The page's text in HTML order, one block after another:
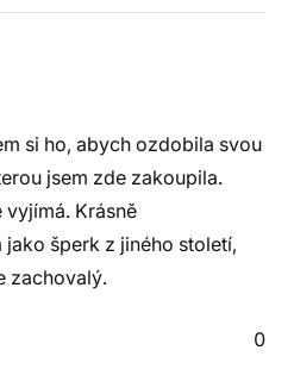
si ho, abych ozdobila svou
jsem zde zakoupila.
vyjímá. Krásně
šperk z jiného století,
zachovalý.
0